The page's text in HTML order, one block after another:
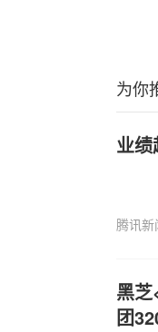
为你
业
腾讯新
黑
团